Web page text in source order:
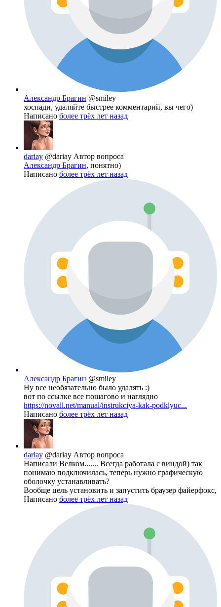
Александр Брагин @smiley
хоспади, удаляйте быстрее комментарий, вы чего)
Написано более трёх лет назад
dariay @dariay Автор вопроса
Александр Брагин, понятно)
Написано более трёх лет назад
Александр Брагин @smiley
Ну все необязательно было удалять :)
вот по ссылке все пошагово и наглядно
https://novall.net/manual/instrukciya-kak-podklyuc...
Написано более трёх лет назад
dariay @dariay Автор вопроса
Написали Велком....... Всегда работала с виндой) так
понимаю подключилась, теперь нужно графическую
оболочку устанавливать?
Вообще цель установить и запустить браузер файерфокс,
Написано более трёх лет назад